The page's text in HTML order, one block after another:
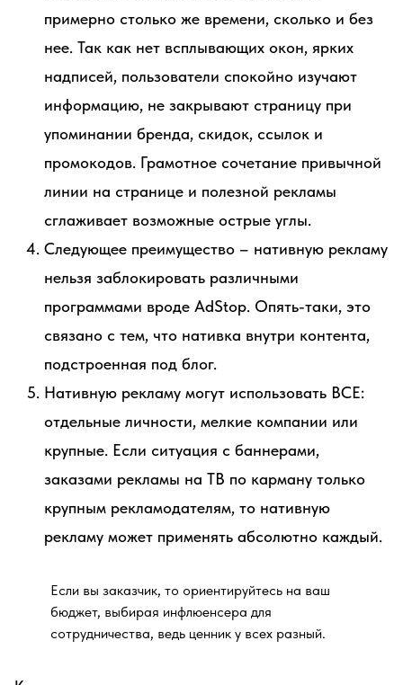
примерно столько же времени, сколько и без
нее. Так как нет всплывающих окон, ярких
надписей, пользователи спокойно изучают
информацию, не закрывают страницу при
упоминании бренда, скидок, ссылок и
промокодов. Грамотное сочетание привычной
линии на странице и полезной рекламы
сглаживает возможные острые углы.
Следующее преимущество – нативную рекламу
нельзя заблокировать различными
программами вроде AdStop. Опять-таки, это
связано с тем, что нативка внутри контента,
подстроенная под блог.
Нативную рекламу могут использовать ВСЕ:
отдельные личности, мелкие компании или
крупные. Если ситуация с баннерами,
заказами рекламы на ТВ по карману только
крупным рекламодателям, то нативную
рекламу может применять абсолютно каждый.
Если вы заказчик, то ориентируйтесь на ваш
бюджет, выбирая инфлюенсера для
сотрудничества, ведь ценник у всех разный.